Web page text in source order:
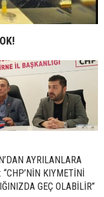
AYRILANLARA
“CHP’NİN KIYMETİNİ
GEÇ OLABİLİR”